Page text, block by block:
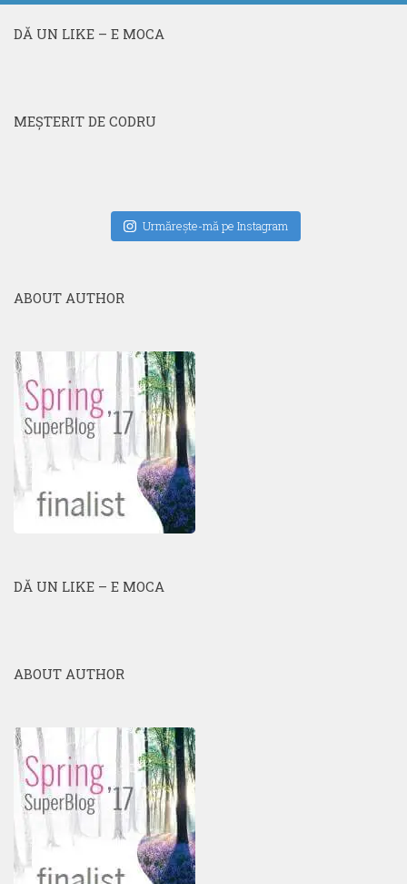
DĂ UN LIKE – E MOCA
MEŞTERIT DE CODRU
Urmăreşte-mă pe Instagram
ABOUT AUTHOR
DĂ UN LIKE – E MOCA
ABOUT AUTHOR